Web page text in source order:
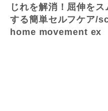
じれを解消！屈伸をス
する簡単セルフケア/
home movement ex